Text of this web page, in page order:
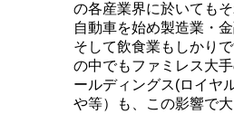
の各産業界に於いてもそ
自動車を始め製造業・
そして飲食業もしかり
の中でもファミレス大
ールディングス(ロイヤ
や等）も、この影響で